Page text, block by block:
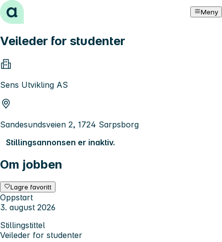
Hopp til innhold Meny
Veileder for studenter
Sens Utvikling AS
Sandesundsveien 2, 1724 Sarpsborg
Stillingsannonsen er inaktiv.
Om jobben
Lagre favoritt
Oppstart
3. august 2026
Stillingstittel
Veileder for studenter